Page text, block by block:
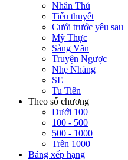
Nhân Thú
Tiểu thuyết
Cưới trước yêu sau
Mỹ Thực
Sảng Văn
Truyện Ngược
Nhẹ Nhàng
SE
Tu Tiên
Theo số chương
Dưới 100
100 - 500
500 - 1000
Trên 1000
Bảng xếp hạng